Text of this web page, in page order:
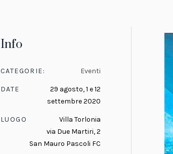
Info
CATEGORIE: Eventi
DATE
29 agosto, 1 e 12
settembre 2020
LUOGO
Villa Torlonia
via Due Martiri, 2
San Mauro Pascoli FC